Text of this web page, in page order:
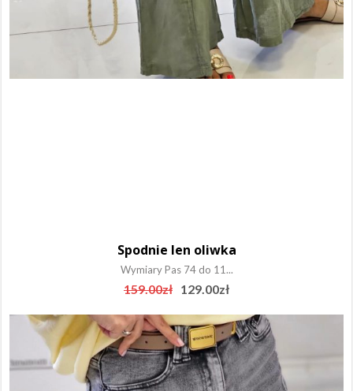
Spodnie len oliwka
Wymiary Pas 74 do 11...
159.00zł
Original
was:
159.00zł.
129.00zł
is:
129.00zł.